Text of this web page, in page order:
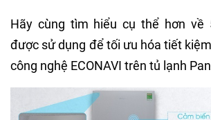
Hãy cùng tìm hiểu cụ thể hơn về
được sử dụng để tối ưu hóa tiết
công nghệ ECONAVI trên tủ lạnh